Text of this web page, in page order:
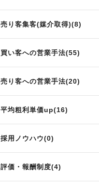
売り客集客(媒介取得)(8)
買い客への営業手法(55)
売り客への営業手法(20)
平均粗利単価up(16)
採用ノウハウ(0)
評価・報酬制度(4)